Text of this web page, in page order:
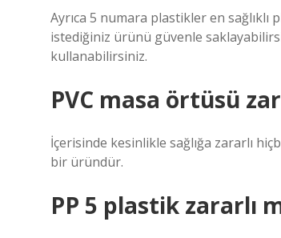
Ayrıca 5 numara plastikler en
istediğiniz ürünü güvenle
kullanabilirsiniz.
PVC masa örtüsü
İçerisinde kesinlikle sağlığa zararlı
bir üründür.
PP 5 plastik zararlı